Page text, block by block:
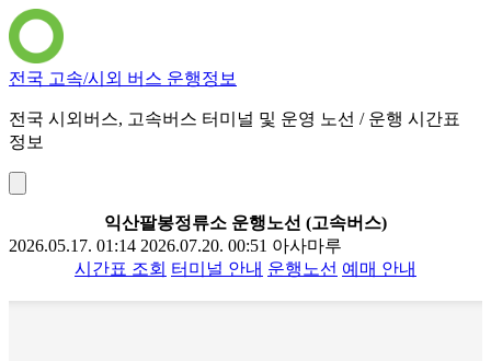
전국 고속/시외 버스 운행정보
전국 시외버스, 고속버스 터미널 및 운영 노선 / 운행 시간표
정보
익산팔봉정류소 운행노선 (고속버스)
2026.05.17. 01:14 2026.07.20. 00:51 아사마루
시간표 조회 터미널 안내 운행노선 예매 안내